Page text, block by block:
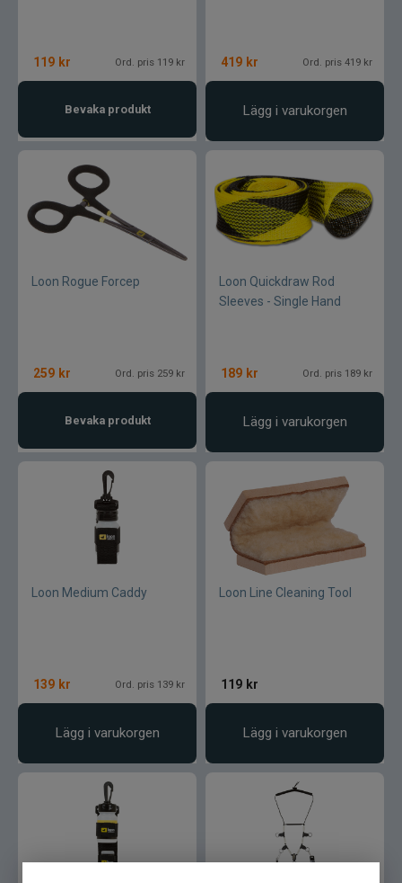
119 kr Ord. pris 119 kr
Bevaka produkt
419 kr Ord. pris 419 kr
Lägg i varukorgen
Loon Rogue Forcep
259 kr Ord. pris 259 kr
Bevaka produkt
Loon Quickdraw Rod
Sleeves - Single Hand
189 kr Ord. pris 189 kr
Lägg i varukorgen
Loon Medium Caddy
139 kr Ord. pris 139 kr
Lägg i varukorgen
Loon Line Cleaning Tool
119 kr
Lägg i varukorgen